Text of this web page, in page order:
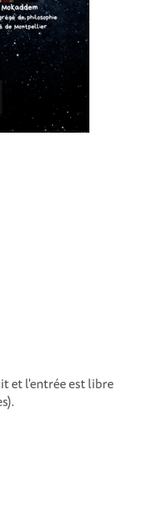
et l'entrée est libre